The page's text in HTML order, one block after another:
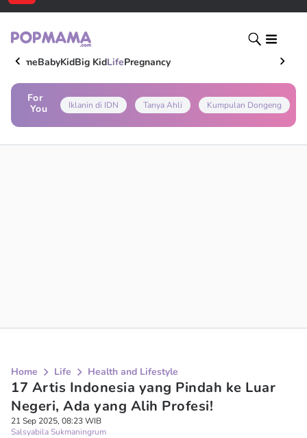
HomeBabyKidBig KidLifePregnancy
For
You
Iklanin di IDN Tanya Ahli Kumpulan Dongeng
Home Life Health and Lifestyle
17 Artis Indonesia yang Pindah ke Luar
Negeri, Ada yang Alih Profesi!
21 Sep 2025, 08:23 WIB
Salsyabila Sukmaningrum